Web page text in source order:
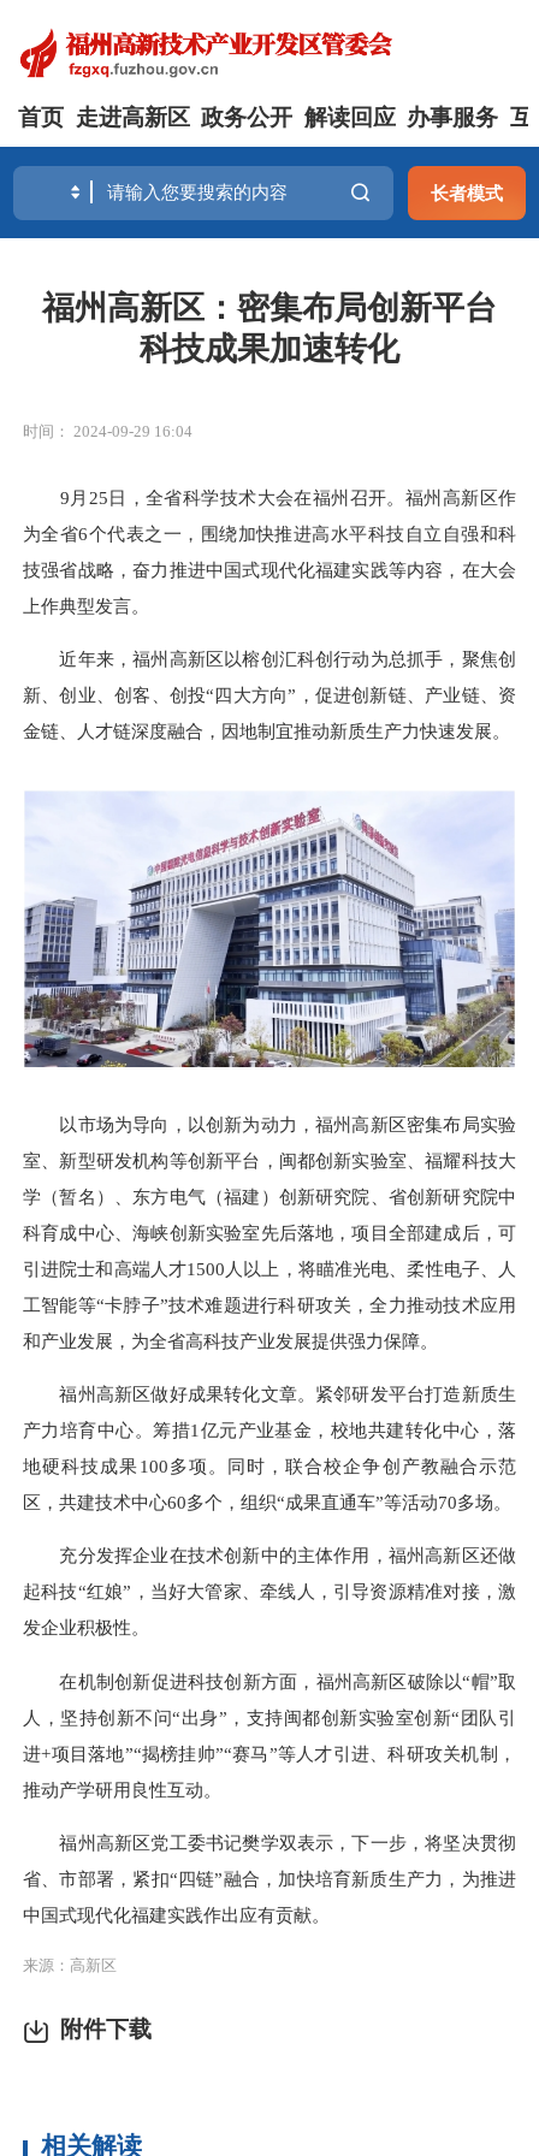
首页 走进高新区 政务公开 解读回应 办事服务 互
长者模式
福州高新区：密集布局创新平台
科技成果加速转化
时间： 2024-09-29 16:04
9月25日，全省科学技术大会在福州召开。福州高新区作
为全省6个代表之一，围绕加快推进高水平科技自立自强和科
技强省战略，奋力推进中国式现代化福建实践等内容，在大会
上作典型发言。
近年来，福州高新区以榕创汇科创行动为总抓手，聚焦创
新、创业、创客、创投“四大方向”，促进创新链、产业链、资
金链、人才链深度融合，因地制宜推动新质生产力快速发展。
以市场为导向，以创新为动力，福州高新区密集布局实验
室、新型研发机构等创新平台，闽都创新实验室、福耀科技大
学（暂名）、东方电气（福建）创新研究院、省创新研究院中
科育成中心、海峡创新实验室先后落地，项目全部建成后，可
引进院士和高端人才1500人以上，将瞄准光电、柔性电子、人
工智能等“卡脖子”技术难题进行科研攻关，全力推动技术应用
和产业发展，为全省高科技产业发展提供强力保障。
福州高新区做好成果转化文章。紧邻研发平台打造新质生
产力培育中心。筹措1亿元产业基金，校地共建转化中心，落
地硬科技成果100多项。同时，联合校企争创产教融合示范
区，共建技术中心60多个，组织“成果直通车”等活动70多场。
充分发挥企业在技术创新中的主体作用，福州高新区还做
起科技“红娘”，当好大管家、牵线人，引导资源精准对接，激
发企业积极性。
在机制创新促进科技创新方面，福州高新区破除以“帽”取
人，坚持创新不问“出身”，支持闽都创新实验室创新“团队引
进+项目落地”“揭榜挂帅”“赛马”等人才引进、科研攻关机制，
推动产学研用良性互动。
福州高新区党工委书记樊学双表示，下一步，将坚决贯彻
省、市部署，紧扣“四链”融合，加快培育新质生产力，为推进
中国式现代化福建实践作出应有贡献。
来源：高新区
附件下载
相关解读